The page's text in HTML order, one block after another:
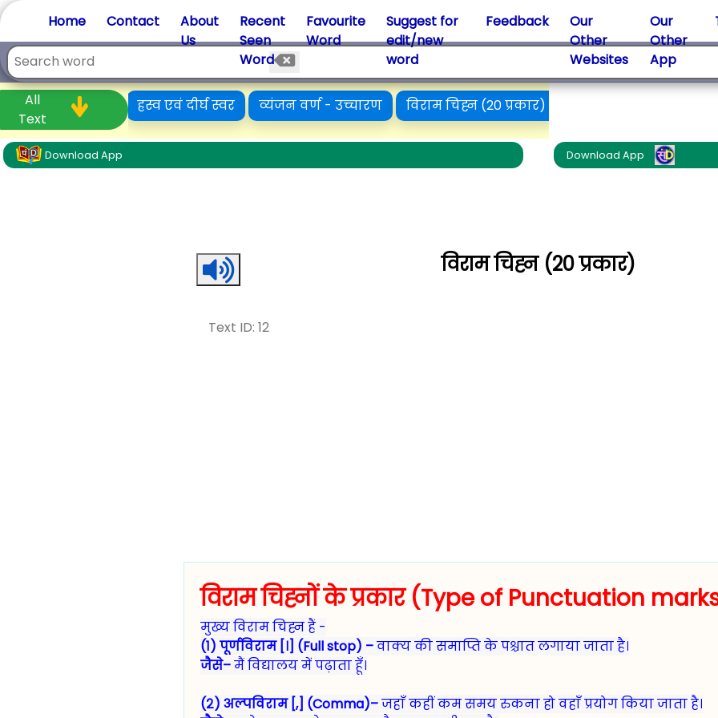
T&Cs | Privacy
Home Contact
About
Us
Recent
Seen
Word
Favourite
Word
Suggest for
edit/new
word
Feedback
Our
Other
Websites
Our
Other
App
All
Text
और इसके अंग ह्रस्व एवं दीर्घ स्वर व्यंजन वर्ण - उच्चारण विराम चिह्न (20 प्रकार)
Download App Download App
विराम चिह्न (20 प्रकार)
Text ID: 12
विराम चिह्नों के प्रकार (Type of Punctuation
मुख्य विराम चिह्न हैं -
(१) पूर्णविराम [।] (Full stop) –वाक्य की समाप्ति के पश्चात लगाया जाता है।
जैसे–मैं विद्यालय में पढ़ाता हूँ।
(२) अल्पविराम [,] (Comma)–जहाँ कहीं कम समय रुकना हो वहाँ प्रयोग किया जाता है।